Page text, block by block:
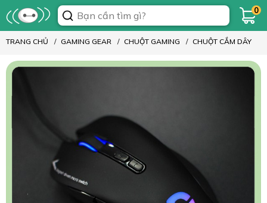
0
TRANG CHỦ GAMING GEAR CHUỘT GAMING CHUỘT CẮM DÂY